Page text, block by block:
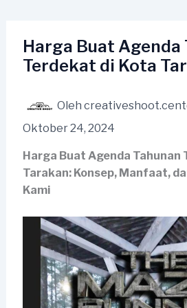
kontenHarga Buat Agenda
Terdekat di Kota
Oleh
Oktober 24, 2024
Harga Buat Agenda Tahunan
Tarakan: Konsep, Manfaat,
Kami